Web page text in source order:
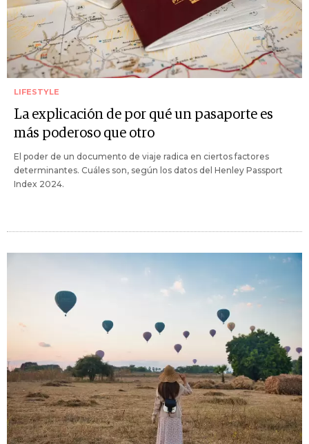
LIFESTYLE
La explicación de por qué un pasaporte es
más poderoso que otro
El poder de un documento de viaje radica en ciertos factores
determinantes. Cuáles son, según los datos del Henley Passport
Index 2024.